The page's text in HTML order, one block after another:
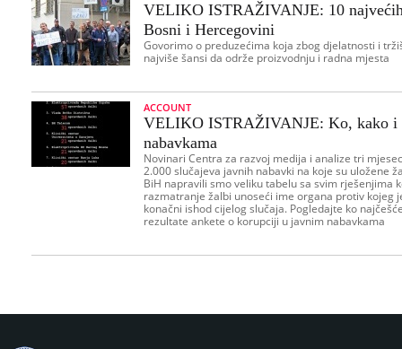
VELIKO ISTRAŽIVANJE: 10
Bosni i Hercegovini
Govorimo o preduzećima koja zbog djelatnosti i
najviše šansi da održe proizvodnju i radna mjesta
ACCOUNT
VELIKO ISTRAŽIVANJE: Ko, kako i
nabavkama
Novinari Centra za razvoj medija i analize tri
2.000 slučajeva javnih nabavki na koje su uložene
BiH napravili smo veliku tabelu sa svim rješenjima
razmatranje žalbi unoseći ime organa protiv kojeg
konačni ishod cijelog slučaja. Pogledajte ko
rezultate ankete o korupciji u javnim nabavkama